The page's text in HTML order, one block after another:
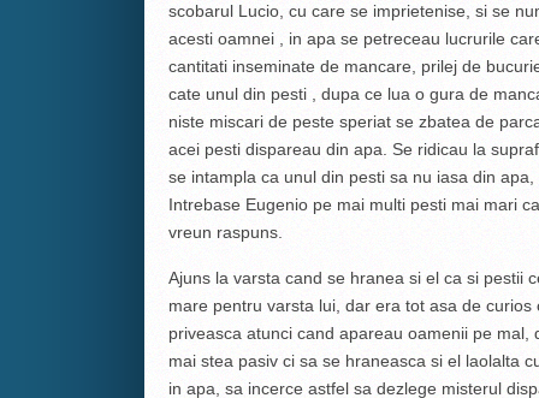
scobarul Lucio, cu care se imprietenise, si se
acesti oamnei , in apa se petreceau lucrurile
cantitati inseminate de mancare, prilej de
cate unul din pesti , dupa ce lua o gura de
niste miscari de peste speriat se zbatea de
acei pesti dispareau din apa. Se ridicau la
se intampla ca unul din pesti sa nu iasa din
Intrebase Eugenio pe mai multi pesti mai mari
vreun raspuns.
Ajuns la varsta cand se hranea si el ca si pestii
mare pentru varsta lui, dar era tot asa de
priveasca atunci cand apareau oamenii pe
mai stea pasiv ci sa se hraneasca si el laolalta
in apa, sa incerce astfel sa dezlege misterul